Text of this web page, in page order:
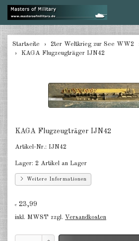
zurück
Italien 1:2400
Alliierte 1:285/300
USA 1:2400
Großbritannien 1:2400
Frankreich 1:2400
Startseite 2ter Weltkrieg zur See WW2
KAGA Flugzeugträger IJN42
KAGA Flugzeugträger IJN42
Artikel-Nr.: IJN42
Lager: 2 Artikel an Lager
Weitere Informationen
€ 23,99
inkl. MWST zzgl. Versandkosten